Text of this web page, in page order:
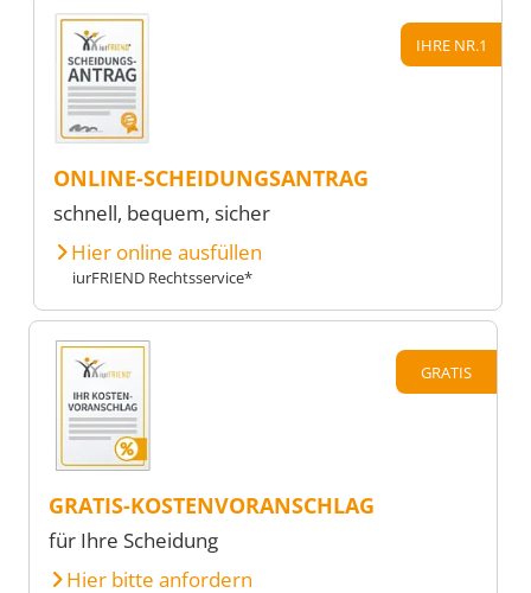
IHRE NR.1
ONLINE-SCHEIDUNGSANTRAG
schnell, bequem, sicher
Hier online ausfüllen
iurFRIEND Rechtsservice*
GRATIS
GRATIS-KOSTENVORANSCHLAG
für Ihre Scheidung
Hier bitte anfordern